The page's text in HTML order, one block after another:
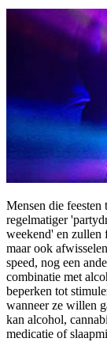
Mensen die
regelmatiger
weekend' en zullen
maar ook
speed, nog een
combinatie met
beperken tot
wanneer ze willen
kan alcohol,
medicatie of